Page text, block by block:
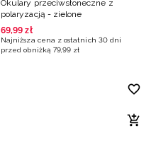
Okulary przeciwsłoneczne z
polaryzacją - zielone
69,99 zł
Najniższa cena z ostatnich 30 dni
przed obniżką 79,99 zł